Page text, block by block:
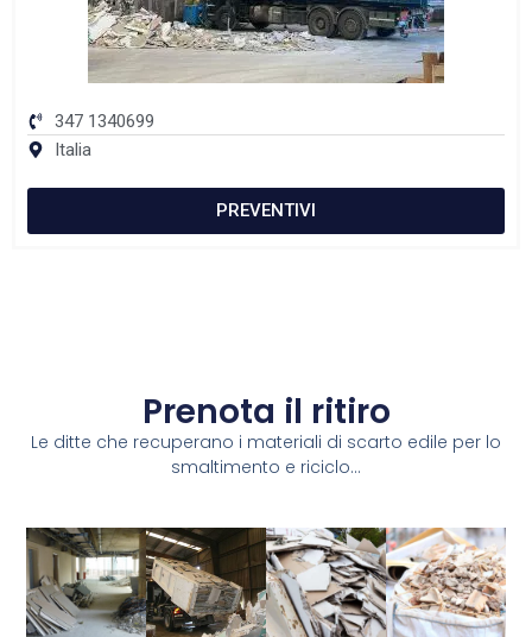
347 1340699
Italia
PREVENTIVI
Prenota il ritiro
Le ditte che recuperano i materiali di scarto edile per lo
smaltimento e riciclo...